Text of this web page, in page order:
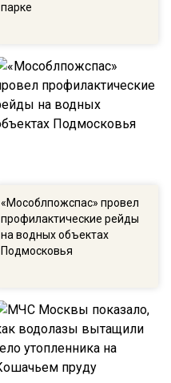
парке
«Мособлпожспас» провел
профилактические рейды
на водных объектах
Подмосковья